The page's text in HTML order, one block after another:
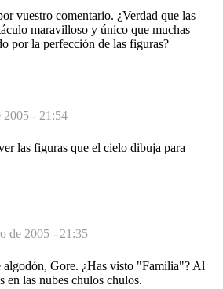
vuestro comentario. ¿Verdad que las
maravilloso y único que muchas
por la perfección de las figuras?
2005 - 21:54
las figuras que el cielo dibuja para
de 2005 - 21:35
algodón, Gore. ¿Has visto "Familia"? Al
en las nubes chulos chulos.